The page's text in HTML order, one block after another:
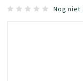
Nog niet